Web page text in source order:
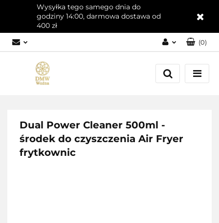
Wysyłka tego samego dnia do
godziny 14:00, darmowa dostawa od
400 zł
Zaloguj się
Załóż konto
(0)
Dual Power Cleaner 500ml -
środek do czyszczenia Air Fryer
frytkownic